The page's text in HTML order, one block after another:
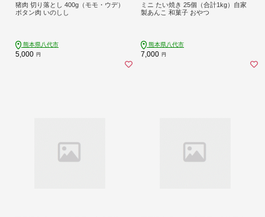
猪肉 切り落とし 400g（モモ・ウデ）
ボタン肉 いのしし
熊本県八代市
5,000 円
ミニ たい焼き 25個（合計1kg）自家
製あんこ 和菓子 おやつ
熊本県八代市
7,000 円